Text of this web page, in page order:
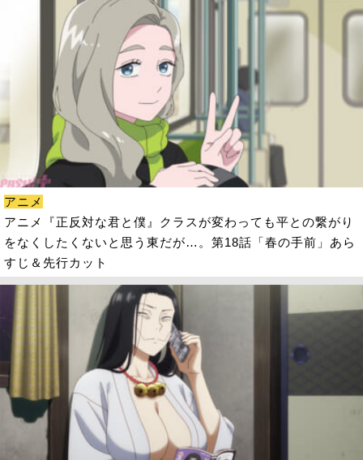
アニメ
アニメ『正反対な君と僕』クラスが変わっても平との繋がり
をなくしたくないと思う東だが…。第18話「春の手前」あら
すじ＆先行カット